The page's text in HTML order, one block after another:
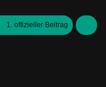
1. offizieller Beitrag